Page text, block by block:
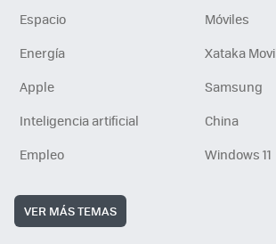
Espacio
Móviles
Energía
Xataka
Apple
Samsung
Inteligencia artificial
China
Empleo
Windows 11
VER MÁS TEMAS